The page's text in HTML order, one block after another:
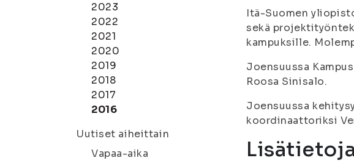
2023
2022
2021
2020
2019
2018
2017
2016
Uutiset aiheittain
Vapaa-aika
Itä-Suomen
sekä
kampuksille.
Joensuussa
Roosa Sinisalo.
Joensuussa
koordinaattoriksi